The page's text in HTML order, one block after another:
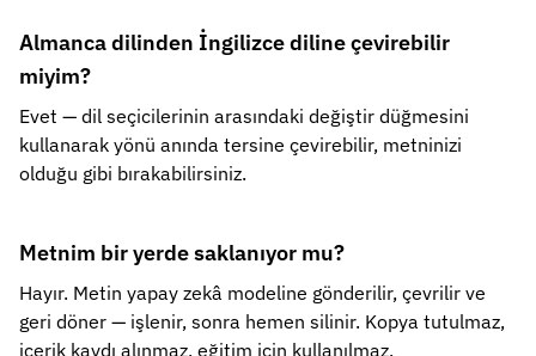
Almanca dilinden İngilizce diline çevirebilir
miyim?
Evet — dil seçicilerinin arasındaki değiştir düğmesini
kullanarak yönü anında tersine çevirebilir, metninizi
olduğu gibi bırakabilirsiniz.
Metnim bir yerde saklanıyor mu?
Hayır. Metin yapay zekâ modeline gönderilir, çevrilir ve
geri döner — işlenir, sonra hemen silinir. Kopya tutulmaz,
içerik kaydı alınmaz, eğitim için kullanılmaz.